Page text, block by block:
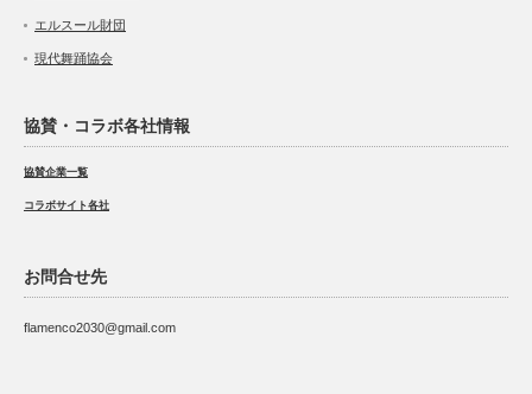
エルスール財団
現代舞踊協会
協賛・コラボ各社情報
協賛企業一覧
コラボサイト各社
お問合せ先
flamenco2030@gmail.com